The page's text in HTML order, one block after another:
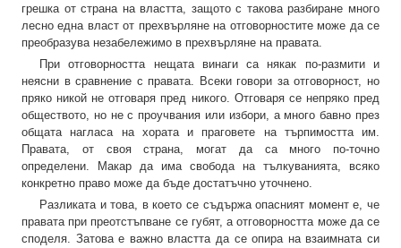
грешка от страна на властта, защото с такова разбиране много
лесно една власт от прехвърляне на отговорностите може да се
преобразува незабележимо в прехвърляне на правата.
При отговорността нещата винаги са някак по-размити и
неясни в сравнение с правата. Всеки говори за отговорност, но
пряко никой не отговаря пред никого. Отговаря се непряко пред
обществото, но не с проучвания или избори, а много бавно през
общата нагласа на хората и праговете на търпимостта им.
Правата, от своя страна, могат да са много по-точно
определени. Макар да има свобода на тълкуванията, всяко
конкретно право може да бъде достатъчно уточнено.
Разликата и това, в което се съдържа опасният момент е, че
правата при преотстъпване се губят, а отговорността може да се
споделя. Затова е важно властта да се опира на взаимната си